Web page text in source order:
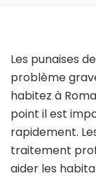
Les punaises
problème
habitez à
point il est
rapidement.
traitement
aider les